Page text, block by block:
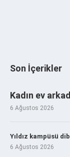
Son İçerikler
Kadın ev
6 Ağustos 2026
Yıldız kampüsü
6 Ağustos 2026